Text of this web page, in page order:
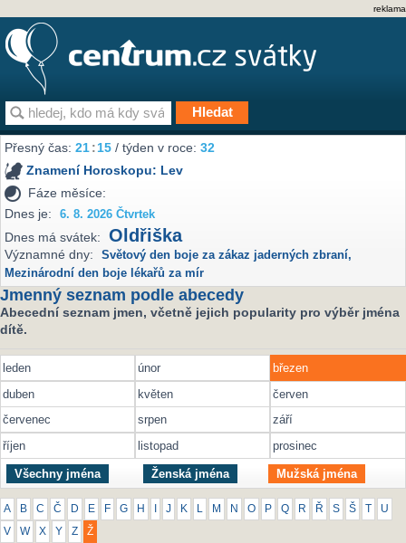
reklama
Přesný čas:21 15 / týden v roce:32
Znamení Horoskopu: Lev
Fáze měsíce:
Dnes je:
6. 8. 2026 Čtvrtek
Dnes má svátek: Oldřiška
Významné dny: Světový den boje za zákaz jaderných zbraní,
Mezinárodní den boje lékařů za mír
Jmenný seznam podle abecedy
Abecední seznam jmen, včetně jejich popularity pro výběr jména
dítě.
leden únor
březen
duben
květen
červen
červenec
srpen
září
říjen
listopad prosinec
Všechny jména Ženská jména Mužská jména
A B C Č D E F G H J K M N O P Q R Ř S Š U
V W X Y Z Ž